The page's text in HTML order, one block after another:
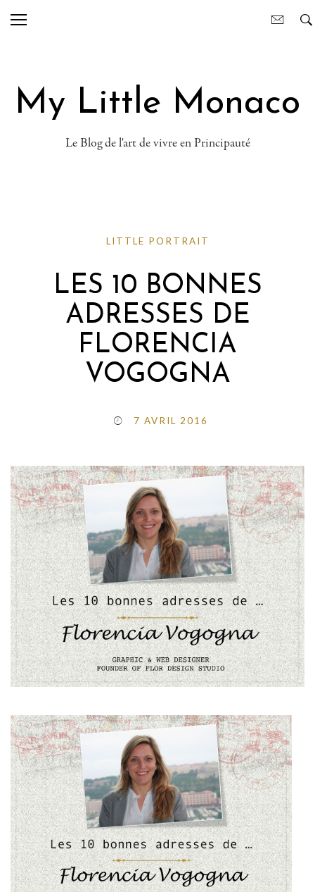
My Little Monaco
Le Blog de l'art de vivre en Principauté
LITTLE PORTRAIT
LES 10 BONNES
ADRESSES DE
FLORENCIA
VOGOGNA
7 AVRIL 2016